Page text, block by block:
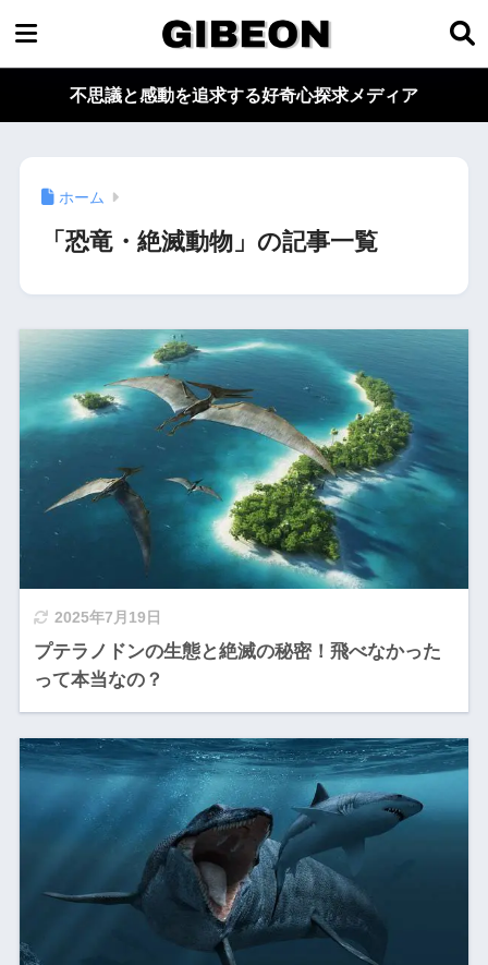
不思議と感動を追求する好奇心探求メディア
ホーム
「恐竜・絶滅動物」の記事一覧
2025年7月19日
プテラノドンの生態と絶滅の秘密！飛べなかった
って本当なの？